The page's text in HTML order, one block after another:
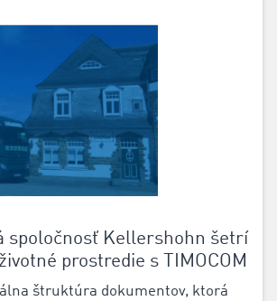
spoločnosť Kellershohn šetrí
prostredie s TIMOCOM
štruktúra dokumentov, ktorá